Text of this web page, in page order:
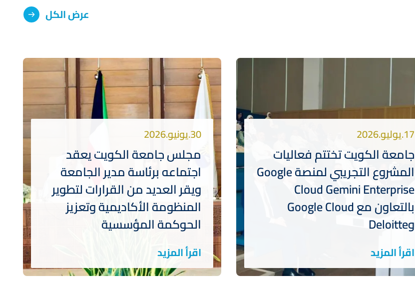
عرض الكل
17.يوليو.2026
جامعة الكويت تختتم فعاليات
المشروع التجريبي لمنصة Google
Cloud Gemini Enterprise
بالتعاون مع Google Cloud
وDeloitte
اقرأ المزيد
30.يونيو.2026
مجلس جامعة الكويت يعقد
اجتماعه برئاسة مدير الجامعة
ويقر العديد من القرارات لتطوير
المنظومة الأكاديمية وتعزيز
الحوكمة المؤسسية
اقرأ المزيد